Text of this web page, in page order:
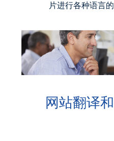
片进行各种语言
网站翻译